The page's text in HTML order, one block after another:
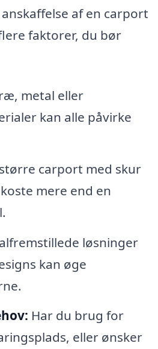
af en carport
faktorer, du bør
metal eller
kan alle påvirke
carport med skur
mere end en
løsninger
kan øge
Har du brug for
eller ønsker